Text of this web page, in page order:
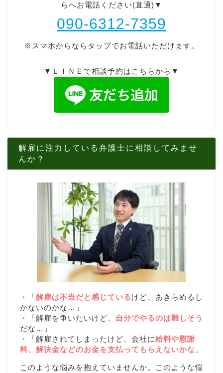
らへお電話ください(直通)▼
090-6312-7359
※スマホからならタップでお電話いただけます。
▼ＬＩＮＥで相談予約はこちらから▼
解雇に注力している弁護士に相談してみませ
んか？
・「解雇は不当だと感じているけど、あきらめるし
かないのかな…」
・「解雇を争いたいけど、
自分でやるのは難しそう
だな…」
・「解雇されてしまったけど、会社に給料や慰謝
料、解決金などのお金を支払ってもらえないかな 」
このような悩みを抱えていませんか。このような悩